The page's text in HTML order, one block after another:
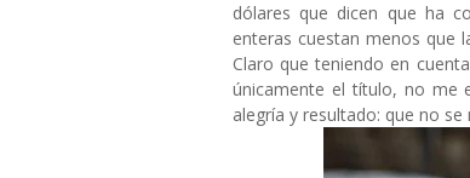
dólares que dicen que ha
enteras cuestan menos que
Claro que teniendo en
únicamente el título, no me
alegría y resultado: que no se